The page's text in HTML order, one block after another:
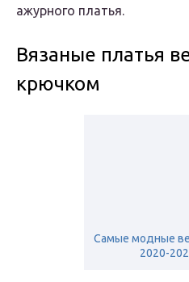
ажурного платья.
Вязаные платья
крючком
Самые модные
2020-